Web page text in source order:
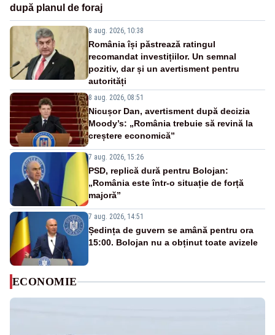
după planul de foraj
8 aug. 2026, 10:38
România își păstrează ratingul
recomandat investițiilor. Un semnal
pozitiv, dar și un avertisment pentru
autorități
8 aug. 2026, 08:51
Nicușor Dan, avertisment după decizia
Moody’s: „România trebuie să revină la
creștere economică”
7 aug. 2026, 15:26
PSD, replică dură pentru Bolojan:
„România este într-o situație de forță
majoră”
7 aug. 2026, 14:51
Ședința de guvern se amână pentru ora
15:00. Bolojan nu a obținut toate avizele
ECONOMIE